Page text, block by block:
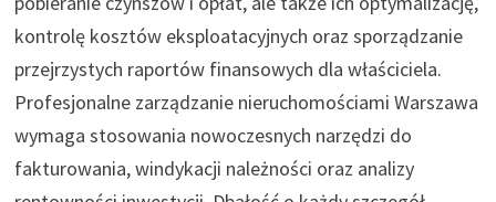
kontrolę kosztów eksploatacyjnych oraz sporządzanie
przejrzystych raportów finansowych dla właściciela.
Profesjonalne zarządzanie nieruchomościami Warszawa
wymaga stosowania nowoczesnych narzędzi do
fakturowania, windykacji należności oraz analizy